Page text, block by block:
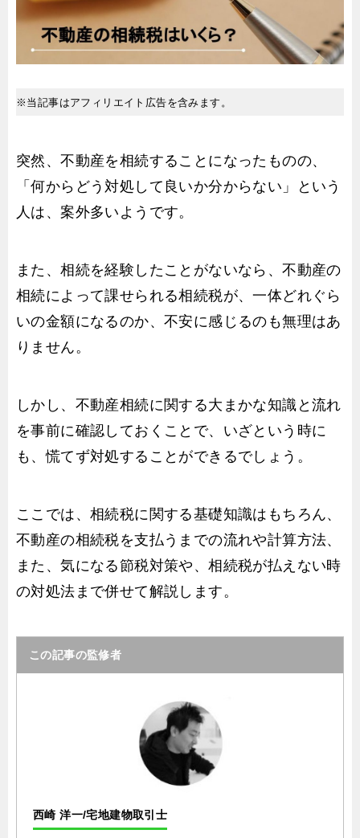
※当記事はアフィリエイト広告を含みます。
突然、不動産を相続することになったものの、
「何からどう対処して良いか分からない」という
人は、案外多いようです。
また、相続を経験したことがないなら、不動産の
相続によって課せられる相続税が、一体どれぐら
いの金額になるのか、不安に感じるのも無理はあ
りません。
しかし、不動産相続に関する大まかな知識と流れ
を事前に確認しておくことで、いざという時に
も、慌てず対処することができるでしょう。
ここでは、相続税に関する基礎知識はもちろん、
不動産の相続税を支払うまでの流れや計算方法、
また、気になる節税対策や、相続税が払えない時
の対処法まで併せて解説します。
この記事の監修者
西崎 洋一/宅地建物取引士